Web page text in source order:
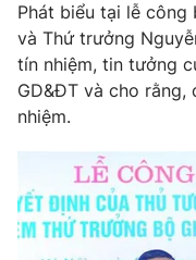
Hậu trường
Nhân vật
Khán giả
Giải sao mai
Điện ảnh
Âm nhạc
Sao
Đời sống
Du lịch
Chất lượng cuộc
Giáo dục
Tuyển sinh
Học trực tuyến
Công nghệ
Hitech Công nghệ
Giao lưu trực tuyến
Phát biểu tại lễ
và Thứ trưởng
tín nhiệm, tin tưởng
GD&ĐT và cho
nhiệm.